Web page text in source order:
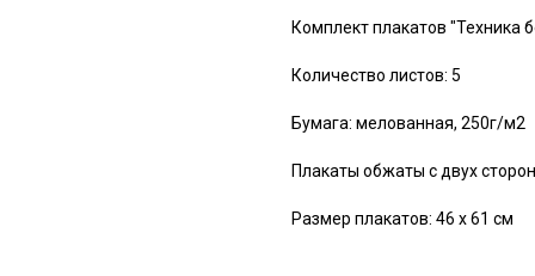
Комплект плакатов "Техника
Количество листов: 5
Бумага: мелованная, 250г/м2
Плакаты обжаты с двух
Размер плакатов: 46 х 61 см